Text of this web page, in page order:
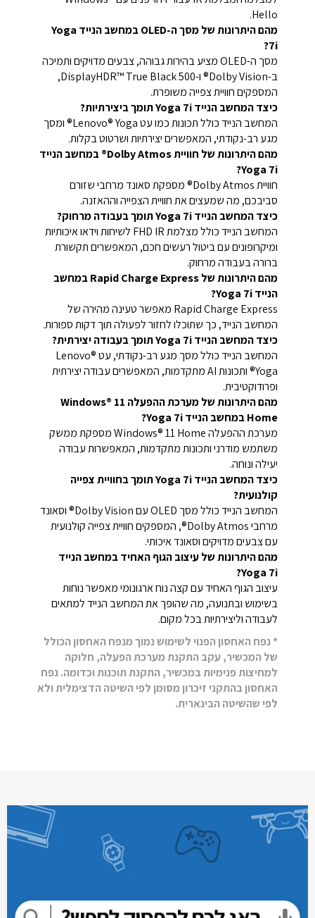
Hello.
מהם היתרונות של מסך ה-OLED במחשב הנייד Yoga
7i?
מסך ה-OLED מציע בהירות גבוהה, צבעים מדויקים ותמיכה
ב-Dolby Vision® ו-DisplayHDR™ True Black 500,
המספקים חוויית צפייה משופרת.
כיצד המחשב הנייד Yoga 7i תומך ביצירתיות?
המחשב הנייד כולל תכונות כמו עט Lenovo® Yoga® ומסך
מגע רב-נקודתי, המאפשרים יצירתיות ושרטוט בקלות.
מהם היתרונות של חוויית Dolby Atmos® במחשב הנייד
Yoga 7i?
חוויית Dolby Atmos® מספקת סאונד מרחבי שזורם
סביבכם, מה שמעצים את חוויית הצפייה וההאזנה.
כיצד המחשב הנייד Yoga 7i תומך בעבודה מרחוק?
המחשב הנייד כולל מצלמת FHD IR לשיחות וידאו איכותיות
ומיקרופונים עם ביטול רעשים חכם, המאפשרים תקשורת
ברורה בעבודה מרחוק.
מהם היתרונות של Rapid Charge Express במחשב
הנייד Yoga 7i?
Rapid Charge Express מאפשר טעינה מהירה של
המחשב הנייד, כך שתוכלו לחזור לפעולה תוך דקות ספורות.
כיצד המחשב הנייד Yoga 7i תומך בעבודה יצירתית?
המחשב הנייד כולל מסך מגע רב-נקודתי, עט Lenovo®
Yoga® ותכונות AI מתקדמות, המאפשרים עבודה יצירתית
ופרודוקטיבית.
מהם היתרונות של מערכת ההפעלה Windows® 11
Home במחשב הנייד Yoga 7i?
מערכת ההפעלה Windows® 11 Home מספקת ממשק
משתמש מודרני ותכונות מתקדמות, המאפשרות עבודה
יעילה ונוחה.
כיצד המחשב הנייד Yoga 7i תומך בחוויית צפייה
קולנועית?
המחשב הנייד כולל מסך OLED עם Dolby Vision® וסאונד
מרחבי Dolby Atmos®, המספקים חוויית צפייה קולנועית
עם צבעים מדויקים וסאונד איכותי.
מהם היתרונות של עיצוב הגוף האחיד במחשב הנייד
Yoga 7i?
עיצוב הגוף האחיד עם קצה נוח ארגונומי מאפשר נוחות
בשימוש ובתנועה, מה שהופך את המחשב הנייד למתאים
לעבודה וליצירתיות בכל מקום.
* נפח האחסון הפנוי לשימוש נמוך מנפח האחסון הכולל
של המכשיר, עקב התקנת מערכת הפעלה, חלוקה
למחיצות פנימיות במכשיר, התקנת תוכנות וכדומה. נפח
האחסון בהתקני זיכרון מסומן לפי השיטה הדצימלית ולא
לפי שהשיטה הבינארית.